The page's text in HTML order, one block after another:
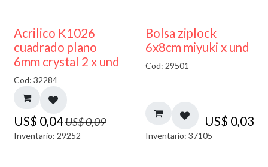
50% DESCUENTO
Acrilico K1026
cuadrado plano
6mm crystal 2 x und
Cod: 32284
US$ 0,04US$0,09
Inventario: 29252
¡NUEVO!
Bolsa ziplock
6x8cm miyuki x und
Cod: 29501
US$ 0,03
Inventario: 37105